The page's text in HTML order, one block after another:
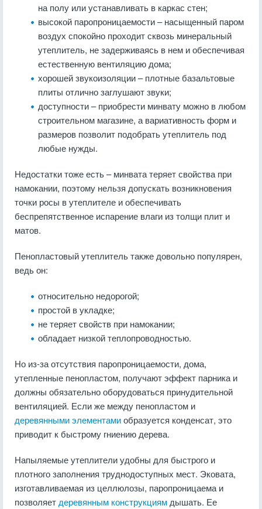
на полу или устанавливать в каркас стен;
высокой паропроницаемости – насыщенный паром
воздух спокойно проходит сквозь минеральный
утеплитель, не задерживаясь в нем и обеспечивая
естественную вентиляцию дома;
хорошей звукоизоляции – плотные базальтовые
плиты отлично заглушают звуки;
доступности – приобрести минвату можно в любом
строительном магазине, а вариативность форм и
размеров позволит подобрать утеплитель под
любые нужды.
Недостатки тоже есть – минвата теряет свойства при
намокании, поэтому нельзя допускать возникновения
точки росы в утеплителе и обеспечивать
беспрепятственное испарение влаги из толщи плит и
матов.
Пенопластовый утеплитель также довольно популярен,
ведь он:
относительно недорогой;
простой в укладке;
не теряет свойств при намокании;
обладает низкой теплопроводностью.
Но из-за отсутствия паропроницаемости, дома,
утепленные пенопластом, получают эффект парника и
должны обязательно оборудоваться принудительной
вентиляцией. Если же между пенопластом и
деревянными элементамиобразуется конденсат, это
приводит к быстрому гниению дерева.
Напыляемые утеплители удобны для быстрого и
плотного заполнения труднодоступных мест. Эковата,
изготавливаемая из целлюлозы, паропроницаема и
позволяет деревянным конструкциям дышать. Ее